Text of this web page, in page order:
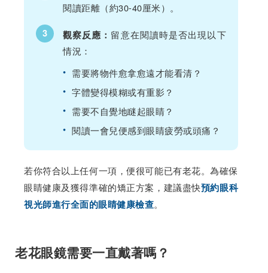
閱讀距離（約30-40厘米）。
3 觀察反應： 留意在閱讀時是否出現以下
情況：
• 需要將物件愈拿愈遠才能看清？
• 字體變得模糊或有重影？
• 需要不自覺地瞇起眼睛？
• 閱讀一會兒便感到眼睛疲勞或頭痛？
若你符合以上任何一項，便很可能已有老花。為確保
眼睛健康及獲得準確的矯正方案，建議盡快預約眼科
視光師進行全面的眼睛健康檢查。
老花眼鏡需要一直戴著嗎？